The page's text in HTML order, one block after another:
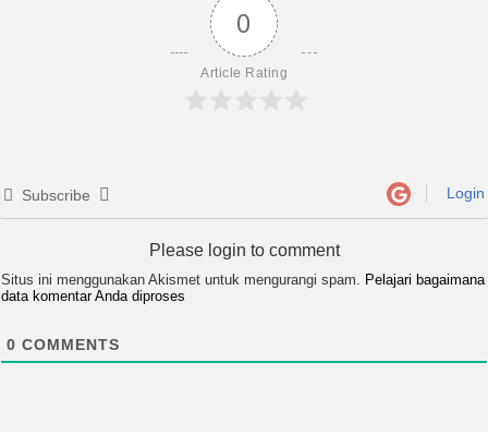
0
Article Rating
Subscribe Login
Please login to comment
Situs ini menggunakan Akismet untuk mengurangi spam. Pelajari bagaimana
data komentar Anda diproses
0 COMMENTS